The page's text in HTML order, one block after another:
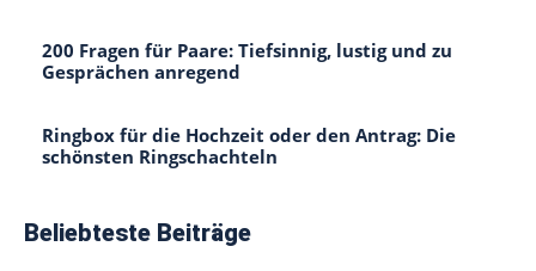
200 Fragen für Paare: Tiefsinnig, lustig und zu
Gesprächen anregend
Ringbox für die Hochzeit oder den Antrag: Die
schönsten Ringschachteln
Beliebteste Beiträge